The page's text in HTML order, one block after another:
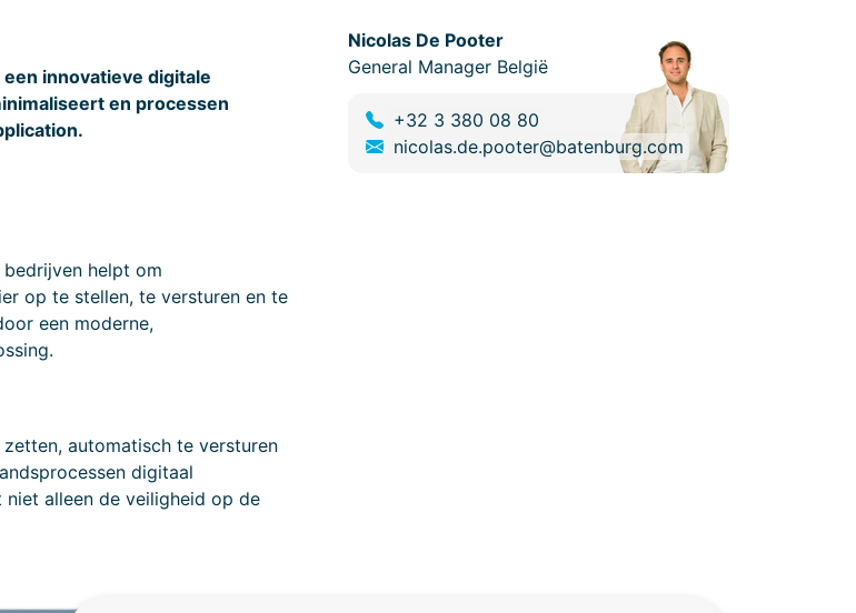
innovatieve digitale
en processen
helpt om
op te stellen, te versturen en te
een moderne,
automatisch te versturen
digitaal
alleen de veiligheid op de
Nicolas De Pooter
General Manager België
+32 3 380 08 80
nicolas.de.pooter@batenburg.com